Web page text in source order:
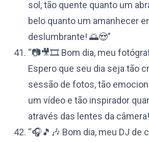
sol, tão quente quanto um
belo quanto um amanhecer
deslumbrante! 🌅😍”
“📷🎥🎞️ Bom dia, meu
Espero que seu dia seja tão
sessão de fotos, tão
um vídeo e tão inspirador
através das lentes da
“🎧🎵🎶 Bom dia, meu DJ de